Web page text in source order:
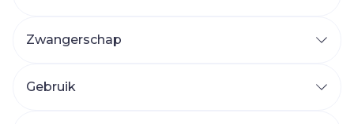
Zwangerschap
Gebruik